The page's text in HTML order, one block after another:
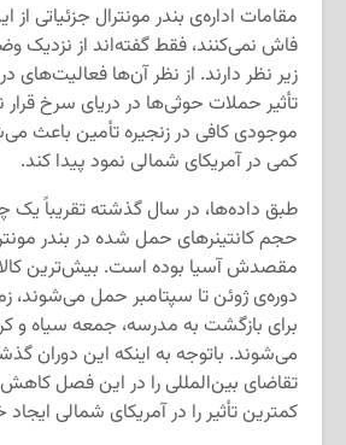
مقامات اداره‌ی بندر مونترال جزئیاتی از
فاش نمی‌کنند، فقط گفته‌اند از نزدیک
زیر نظر دارند. از نظر آن‌ها فعالیت‌های
تأثیر حملات حوثی‌ها در دریای سرخ قرار
موجودی کافی در زنجیره تأمین باعث
کمی در آمریکای شمالی نمود پیدا کند.
حجم کانتینرهای حمل شده در بندر
مقصدش آسیا بوده است. بیش‌ترین
دوره‌ی ژوئن تا سپتامبر حمل می‌شوند،
برای بازگشت به مدرسه، جمعه سیاه و
می‌شوند. با‌توجه به اینکه این دوران
تقاضای بین‌المللی را در این فصل کاهش
کمترین تأثیر را در آمریکای شمالی